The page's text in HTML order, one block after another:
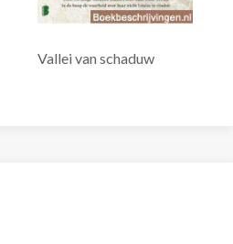
Vallei van schaduw